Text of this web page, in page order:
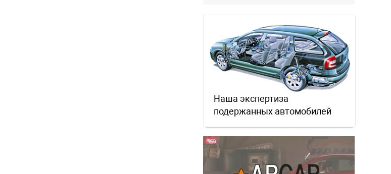
Наша экспертиза
подержанных автомобилей